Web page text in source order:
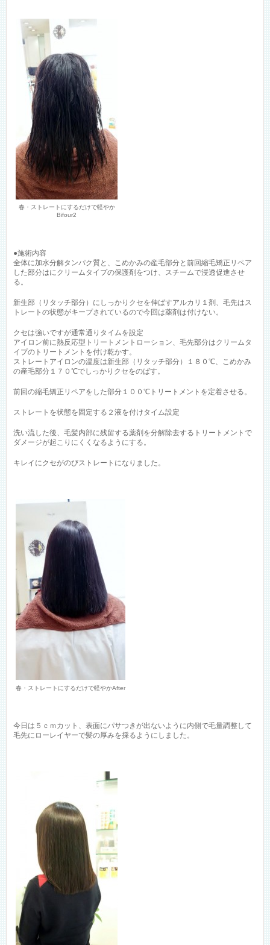
春・ストレートにするだけで軽やか
Bifour2
●施術内容
全体に加水分解タンパク質と、こめかみの産毛部分と前回縮毛矯正リペア
した部分はにクリームタイプの保護剤をつけ、スチームで浸透促進させ
る。
新生部（リタッチ部分）にしっかりクセを伸ばすアルカリ１剤、毛先はス
トレートの状態がキープされているので今回は薬剤は付けない。
クセは強いですが通常通りタイムを設定
アイロン前に熱反応型トリートメントローション、毛先部分はクリームタ
イプのトリートメントを付け乾かす。
ストレートアイロンの温度は新生部（リタッチ部分）１８０℃、こめかみ
の産毛部分１７０℃でしっかりクセをのばす。
前回の縮毛矯正リペアをした部分１００℃トリートメントを定着させる。
ストレートを状態を固定する２液を付けタイム設定
洗い流した後、毛髪内部に残留する薬剤を分解除去するトリートメントで
ダメージが起こりにくくなるようにする。
キレイにクセがのびストレートになりました。
春・ストレートにするだけで軽やかAfter
今日は５ｃｍカット、表面にパサつきが出ないように内側で毛量調整して
毛先にローレイヤーで髪の厚みを採るようにしました。